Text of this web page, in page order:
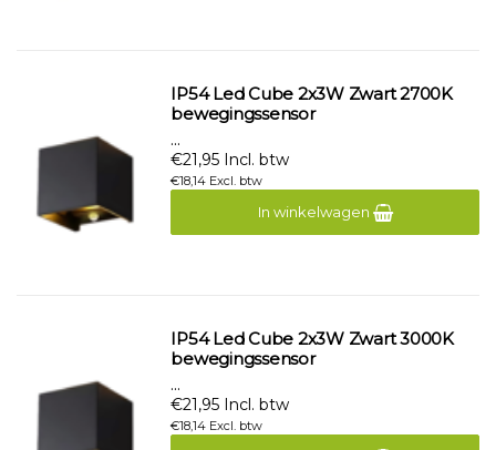
IP54 Led Cube 2x3W Zwart 2700K
bewegingssensor
...
€21,95 Incl. btw
€18,14 Excl. btw
In winkelwagen
IP54 Led Cube 2x3W Zwart 3000K
bewegingssensor
...
€21,95 Incl. btw
€18,14 Excl. btw